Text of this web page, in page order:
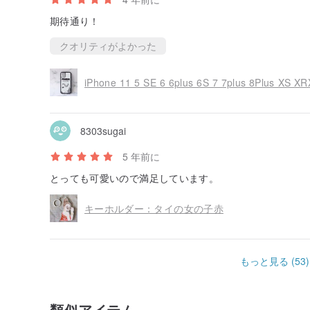
期待通り！
クオリティがよかった
iPhone 11 5 SE 6 6plus 6S 7 7plus 8Plus XS
8303sugai
5 年前に
とっても可愛いので満足しています。
キーホルダー：タイの女の子赤
もっと見る (53)